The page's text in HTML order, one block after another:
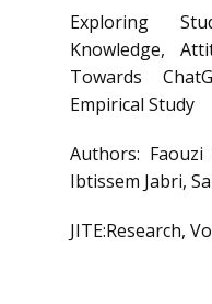
Exploring
Knowledge,
Towards
Empirical Study
Authors:
Ibtissem Jabri,
JITE:Research,